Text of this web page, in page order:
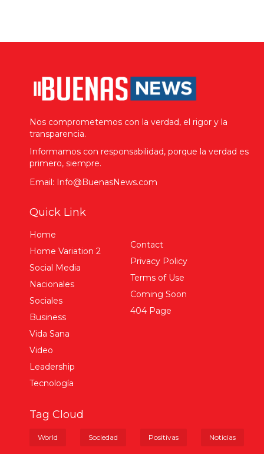
Nos comprometemos con la verdad, el rigor y la
transparencia.
Informamos con responsabilidad, porque la verdad es
primero, siempre.
Email: Info@BuenasNews.com
Quick Link
Home
Home Variation 2
Social Media
Nacionales
Sociales
Business
Vida Sana
Video
Leadership
Tecnología
Contact
Privacy Policy
Terms of Use
Coming Soon
404 Page
Tag Cloud
World Sociedad Positivas Noticias